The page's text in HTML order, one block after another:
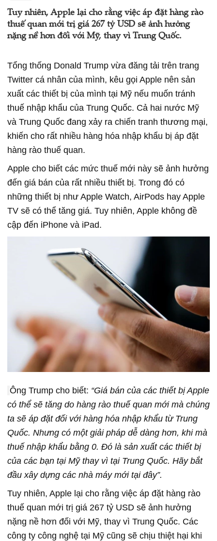
Tuy nhiên, Apple lại cho rằng việc áp đặt hàng rào
thuế quan mới trị giá 267 tỷ USD sẽ ảnh hưởng
nặng nề hơn đối với Mỹ, thay vì Trung Quốc.
Tổng thống Donald Trump vừa đăng tải trên trang
Twitter cá nhân của mình, kêu gọi Apple nên sản
xuất các thiết bị của mình tại Mỹ nếu muốn tránh
thuế nhập khẩu của Trung Quốc. Cả hai nước Mỹ
và Trung Quốc đang xảy ra chiến tranh thương mại,
khiến cho rất nhiều hàng hóa nhập khẩu bị áp đặt
hàng rào thuế quan.
Apple cho biết các mức thuế mới này sẽ ảnh hưởng
đến giá bán của rất nhiều thiết bị. Trong đó có
những thiết bị như Apple Watch, AirPods hay Apple
TV sẽ có thể tăng giá. Tuy nhiên, Apple không đề
cập đến iPhone và iPad.
Ông Trump cho biết: “Giá bán của các thiết bị Apple
có thể sẽ tăng do hàng rào thuế quan mới mà chúng
ta sẽ áp đặt đối với hàng hóa nhập khẩu từ Trung
Quốc. Nhưng có một giải pháp dễ dàng hơn, khi mà
thuế nhập khẩu bằng 0. Đó là sản xuất các thiết bị
của các bạn tại Mỹ thay vì tại Trung Quốc. Hãy bắt
đầu xây dựng các nhà máy mới tại đây”.
Tuy nhiên, Apple lại cho rằng việc áp đặt hàng rào
thuế quan mới trị giá 267 tỷ USD sẽ ảnh hưởng
nặng nề hơn đối với Mỹ, thay vì Trung Quốc. Các
công ty công nghệ tại Mỹ cũng sẽ chịu thiệt hại khi